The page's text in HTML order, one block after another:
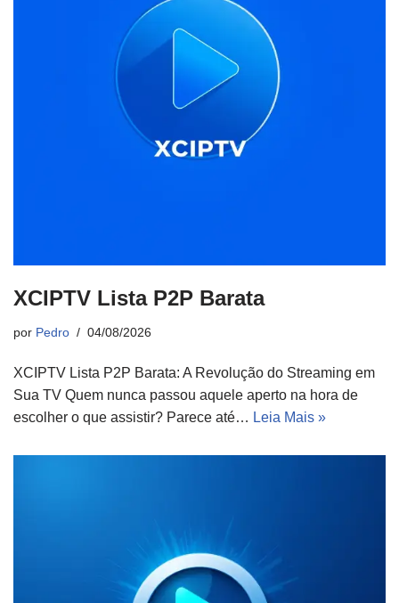
XCIPTV Lista P2P Barata
por Pedro 04/08/2026
XCIPTV Lista P2P Barata: A Revolução do Streaming em
Sua TV Quem nunca passou aquele aperto na hora de
escolher o que assistir? Parece até… Leia Mais »